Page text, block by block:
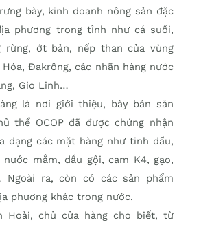
bày, kinh doanh nông sản đặc
phương trong tỉnh như cá suối,
rừng, ớt bản, nếp than của vùng
Đakrông, các nhãn hàng nước
Gio Linh…
là nơi giới thiệu, bày bán sản
thể OCOP đã được chứng nhận
dạng các mặt hàng như tinh dầu,
mắm, dầu gội, cam K4, gạo,
ra, còn có các sản phẩm
phương khác trong nước.
Hoài, chủ cửa hàng cho biết, từ